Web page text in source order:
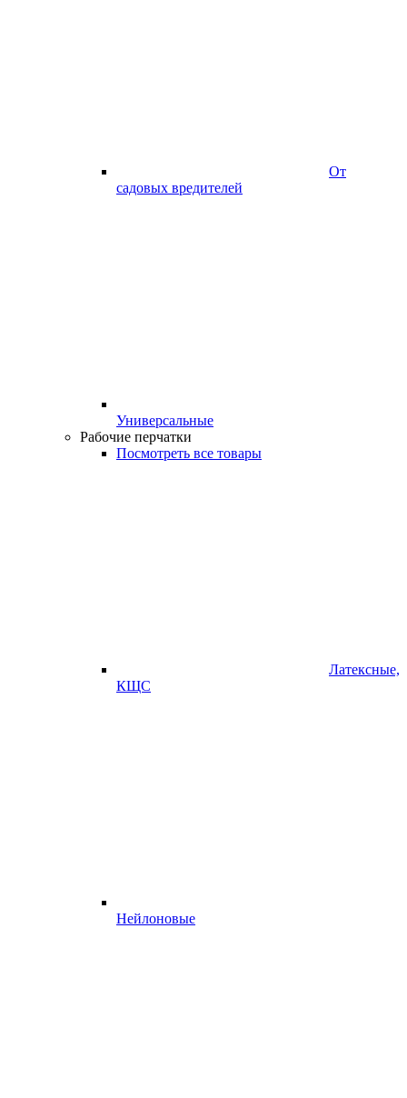
От
садовых вредителей
Универсальные
Рабочие перчатки
Посмотреть все товары
Латексные,
КЩС
Нейлоновые